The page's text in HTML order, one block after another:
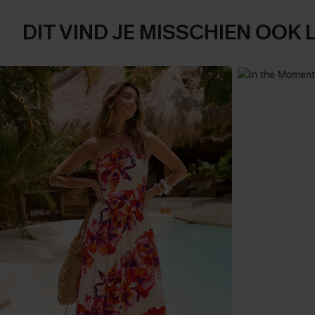
DIT VIND JE MISSCHIEN OOK